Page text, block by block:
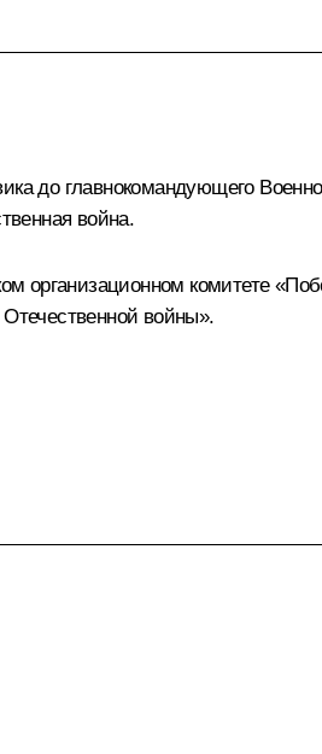
до главнокомандующего
война.
организационном комитете
войны».